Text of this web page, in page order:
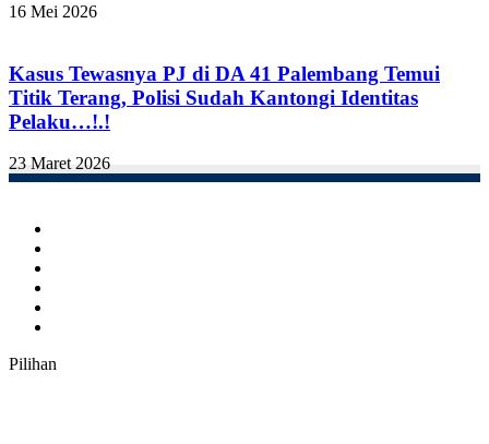
16 Mei 2026
Kasus Tewasnya PJ di DA 41 Palembang Temui
Titik Terang, Polisi Sudah Kantongi Identitas
Pelaku…!.!
23 Maret 2026
Pilihan